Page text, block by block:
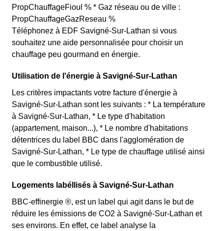
PropChauffageFioul % * Gaz réseau ou de ville :
PropChauffageGazReseau %
Téléphonez à EDF Savigné-Sur-Lathan si vous
souhaitez une aide personnalisée pour choisir un
chauffage peu gourmand en énergie.
Utilisation de l'énergie à Savigné-Sur-Lathan
Les critères impactants votre facture d'énergie à
Savigné-Sur-Lathan sont les suivants : * La température
à Savigné-Sur-Lathan, * Le type d'habitation
(appartement, maison...), * Le nombre d'habitations
détentrices du label BBC dans l'agglomération de
Savigné-Sur-Lathan, * Le type de chauffage utilisé ainsi
que le combustible utilisé.
Logements labéllisés à Savigné-Sur-Lathan
BBC-effinergie ®, est un label qui agit dans le but de
réduire les émissions de CO2 à Savigné-Sur-Lathan et
ses environs. En effet, ce label analyse la